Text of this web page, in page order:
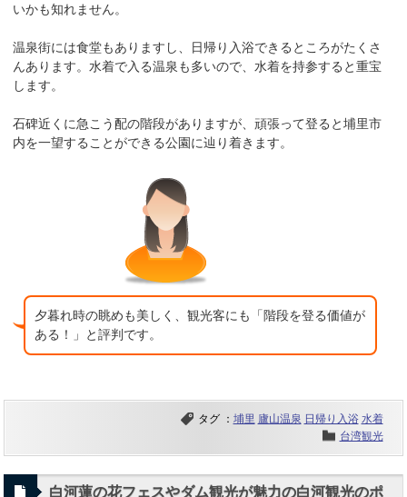
いかも知れません。
温泉街には食堂もありますし、日帰り入浴できるところがたくさ
んあります。水着で入る温泉も多いので、水着を持参すると重宝
します。
石碑近くに急こう配の階段がありますが、頑張って登ると埔里市
内を一望することができる公園に辿り着きます。
夕暮れ時の眺めも美しく、観光客にも「階段を登る価値が
ある！」と評判です。
タグ ： 埔里 廬山温泉 日帰り入浴 水着
台湾観光
白河蓮の花フェスやダム観光が魅力の白河観光のポ